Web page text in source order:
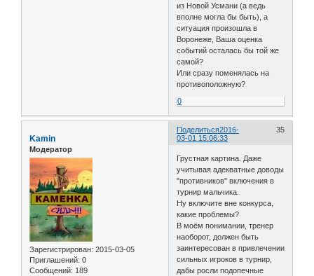
из Новой Усмани (а ведь
вполне могла бы быть), а
ситуация произошла в
Воронеже, Ваша оценка
событий осталась бы той же
самой?
Или сразу поменялась на
противоположную?
0
Поделиться 35
2016-
03-01 15:06:33
Kamin
Модератор
Зарегистрирован: 2015-03-05
Приглашений: 0
Сообщений: 189
Грустная картина. Даже
учитывая адекватные доводы
"противников" включения в
турнир мальчика.
Ну включите вне конкурса,
какие проблемы?
В моём понимании, тренер
наоборот, должен быть
заинтересован в привлечении
сильных игроков в турнир,
дабы росли подопечные